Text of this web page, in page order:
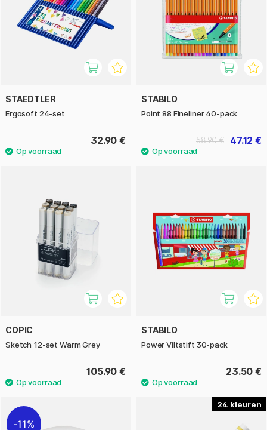
STAEDTLER
Ergosoft 24-set
32.90 €
STABILO
Point 88 Fineliner 40-pack
47.12 €
58.90 €
COPIC
Sketch 12-set Warm Grey
105.90 €
STABILO
Power Viltstift 30-pack
23.50 €
11%
24